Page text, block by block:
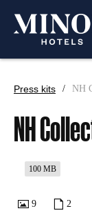
Press kits NH
NH
100 MB
9 2